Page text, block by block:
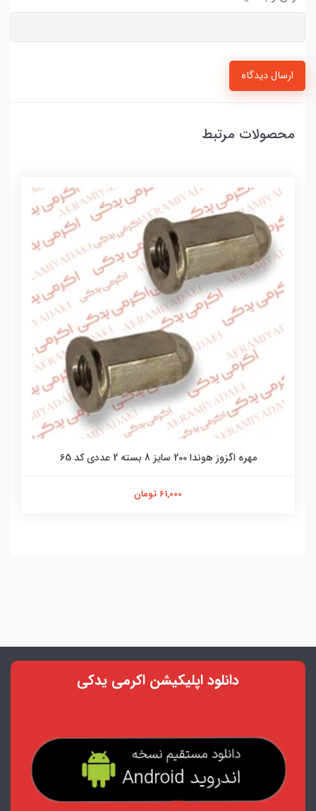
ارسال دیدگاه
محصولات مرتبط
مهره اگزوز هوندا 200 سایز 8 بسته 2 عددی کد 65
61,000 تومان
دانلود اپلیکیشن اکرمی یدکی